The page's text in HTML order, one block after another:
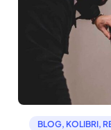
BLOG, KOLIBRI,